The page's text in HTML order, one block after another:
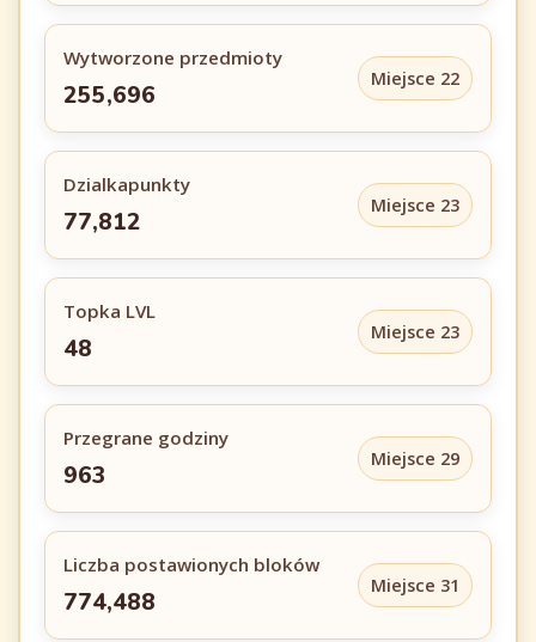
Wytworzone przedmioty
255,696
Miejsce 22
Dzialkapunkty
77,812
Miejsce 23
Topka LVL
48
Miejsce 23
Przegrane godziny
963
Miejsce 29
Liczba postawionych bloków
774,488
Miejsce 31